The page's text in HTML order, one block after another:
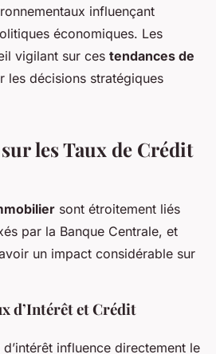
influençant
économiques. Les
vigilant sur ces tendances de
les décisions stratégiques
les Taux de Crédit
sont étroitement liés
par la Banque Centrale, et
un impact considérable sur
d’Intérêt et Crédit
influence directement le